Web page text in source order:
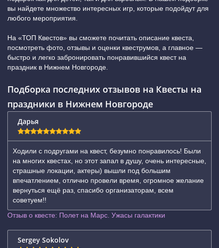
вы найдете множество интересных игр, которые подойдут для
любого мероприятия.
На «ТОП Квестов» вы сможете почитать описание квеста,
посмотреть фото, отзывы и оценки квеструмов, а главное —
быстро и легко забронировать понравившийся квест на
праздник в Нижнем Новгороде.
Подборка последних отзывов на Квесты на
праздники в Нижнем Новгороде
Дарья
Ходили с подругами на квест, безумно понравилось! Были
на многих квестах, но этот запал в душу, очень интересные,
страшные локации, актеры) вышли под большим
впечатлением, отлично провели время, огромное желание
вернуться ещё раз, спасибо организаторам, всем
советуем!!
Отзыв о квесте: Полет на Марс. Ужасы галактики
Sergey Sokolov